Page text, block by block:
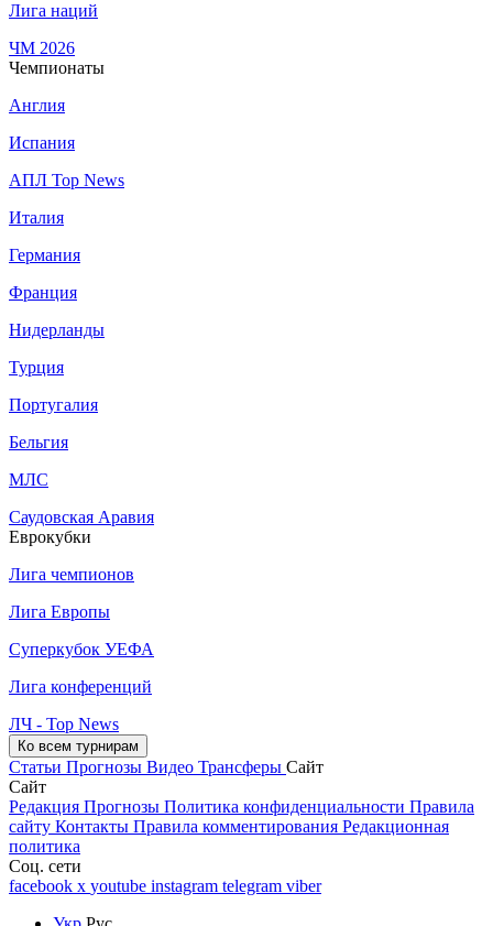
Лига наций
ЧМ 2026
Чемпионаты
Англия
Испания
АПЛ Top News
Италия
Германия
Франция
Нидерланды
Турция
Португалия
Бельгия
МЛС
Саудовская Аравия
Еврокубки
Лига чемпионов
Лига Европы
Суперкубок УЕФА
Лига конференций
ЛЧ - Top News
Ко всем турнирам
Статьи Прогнозы Видео Трансферы Сайт
Сайт
Редакция Прогнозы Политика конфиденциальности Правила
сайту Контакты Правила комментирования Редакционная
политика
Соц. сети
facebook x youtube instagram telegram viber